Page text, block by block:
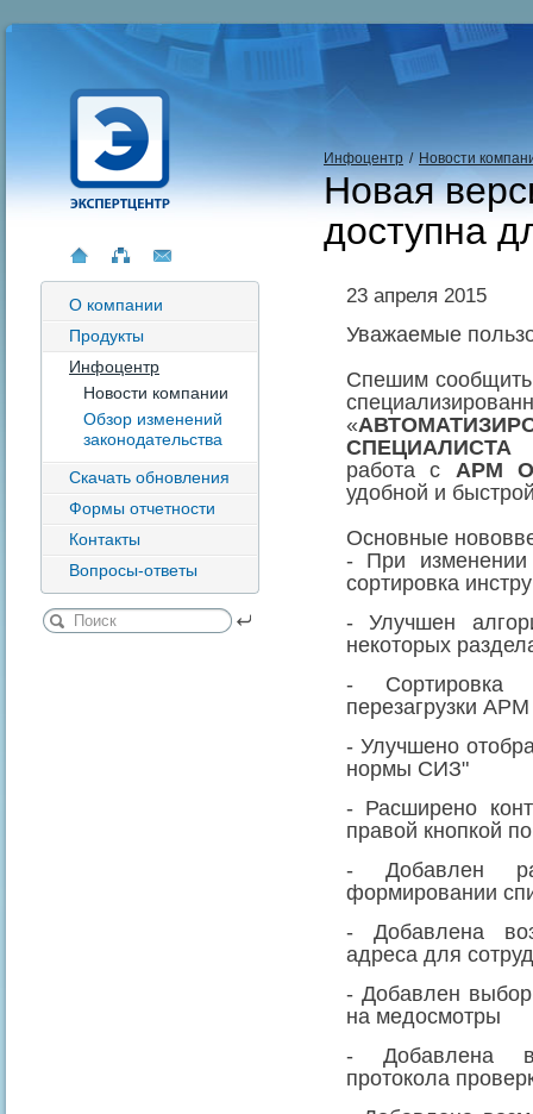
О компании
Продукты
Инфоцентр
Новости компании
Обзор изменений
законодательства
Скачать обновления
Формы отчетности
Контакты
Вопросы-ответы
Инфоцентр / Новости
Новая
доступна
23 апреля 2015
Уважаемые
Спешим
«
работа с АРМ
удобной и
Основные
- При изменении
сортировка
- Улучшен
некоторых
- Сортировка
перезагрузки АРМ
- Улучшено
нормы СИЗ"
- Расширено
правой кнопкой
- Добавлен
формировании
- Добавлена
адреса для
- Добавлен
на медосмотры
- Добавлена
протокола